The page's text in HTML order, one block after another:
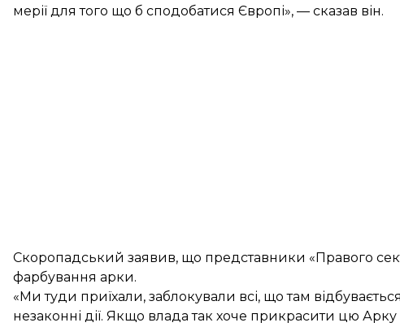
мерії для того що б сподобатися Європі», — сказав він.
Скоропадський заявив, що представники «Правого
фарбування арки.
«Ми туди приїхали, заблокували всі, що там
незаконні дії. Якщо влада так хоче прикрасити цю